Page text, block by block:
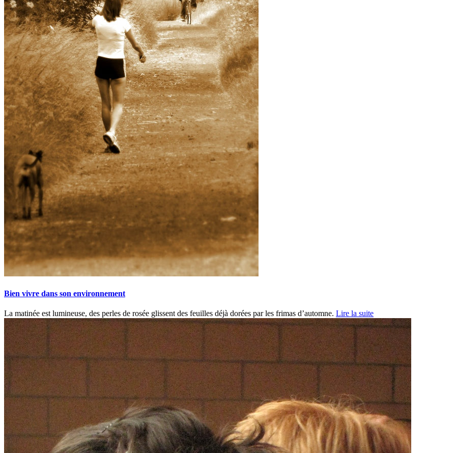
Bien vivre dans son environnement
La matinée est lumineuse, des perles de rosée glissent des feuilles déjà dorées par les frimas d’automne. Lire la suite